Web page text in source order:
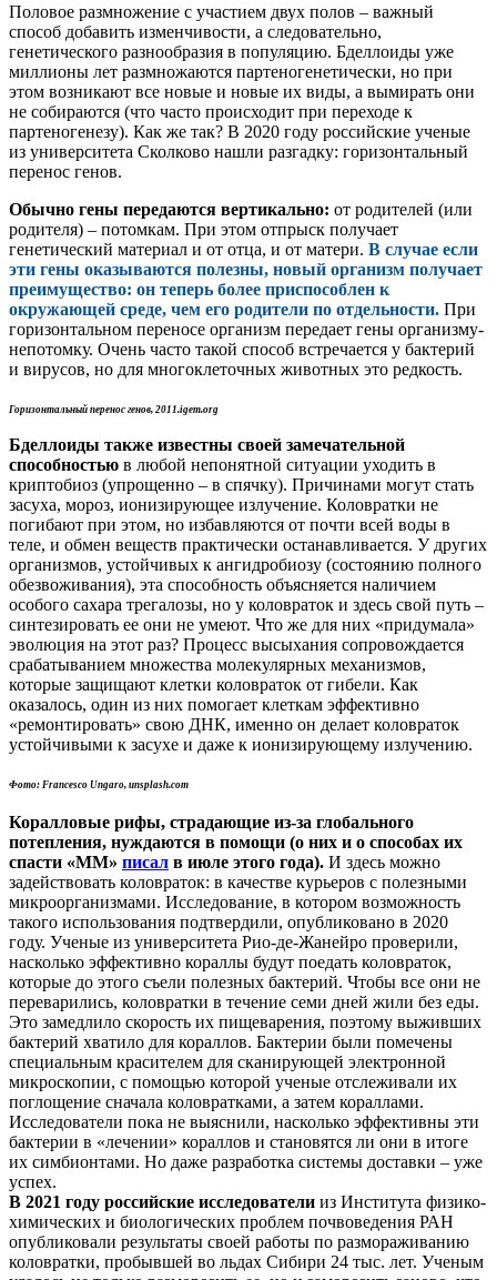
Половое размножение с участием двух полов – важный
способ добавить изменчивости, а следовательно,
генетического разнообразия в популяцию. Бделлоиды уже
миллионы лет размножаются партеногенетически, но при
этом возникают все новые и новые их виды, а вымирать они
не собираются (что часто происходит при переходе к
партеногенезу). Как же так? В 2020 году российские ученые
из университета Сколково нашли разгадку: горизонтальный
перенос генов.
Обычно гены передаются вертикально: от родителей (или
родителя) – потомкам. При этом отпрыск получает
генетический материал и от отца, и от матери. В случае если
эти гены оказываются полезны, новый организм получает
преимущество: он теперь более приспособлен к
окружающей среде, чем его родители по отдельности. При
горизонтальном переносе организм передает гены организму-
непотомку. Очень часто такой способ встречается у бактерий
и вирусов, но для многоклеточных животных это редкость.
Горизонтальный перенос генов, 2011.igem.org
Бделлоиды также известны своей замечательной
способностью в любой непонятной ситуации уходить в
криптобиоз (упрощенно – в спячку). Причинами могут стать
засуха, мороз, ионизирующее излучение. Коловратки не
погибают при этом, но избавляются от почти всей воды в
теле, и обмен веществ практически останавливается. У других
организмов, устойчивых к ангидробиозу (состоянию полного
обезвоживания), эта способность объясняется наличием
особого сахара трегалозы, но у коловраток и здесь свой путь –
синтезировать ее они не умеют. Что же для них «придумала»
эволюция на этот раз? Процесс высыхания сопровождается
срабатыванием множества молекулярных механизмов,
которые защищают клетки коловраток от гибели. Как
оказалось, один из них помогает клеткам эффективно
«ремонтировать» свою ДНК, именно он делает коловраток
устойчивыми к засухе и даже к ионизирующему излучению.
Фото: Francesco Ungaro, unsplash.com
Коралловые рифы, страдающие из-за глобального
потепления, нуждаются в помощи (о них и о способах их
спасти «ММ» писал в июле этого года). И здесь можно
задействовать коловраток: в качестве курьеров с полезными
микроорганизмами. Исследование, в котором возможность
такого использования подтвердили, опубликовано в 2020
году. Ученые из университета Рио-де-Жанейро проверили,
насколько эффективно кораллы будут поедать коловраток,
которые до этого съели полезных бактерий. Чтобы все они не
переварились, коловратки в течение семи дней жили без еды.
Это замедлило скорость их пищеварения, поэтому выживших
бактерий хватило для кораллов. Бактерии были помечены
специальным красителем для сканирующей электронной
микроскопии, с помощью которой ученые отслеживали их
поглощение сначала коловратками, а затем кораллами.
Исследователи пока не выяснили, насколько эффективны эти
бактерии в «лечении» кораллов и становятся ли они в итоге
их симбионтами. Но даже разработка системы доставки – уже
успех.
В 2021 году российские исследователи из Института физико-
химических и биологических проблем почвоведения РАН
опубликовали результаты своей работы по размораживанию
коловратки, пробывшей во льдах Сибири 24 тыс. лет. Ученым